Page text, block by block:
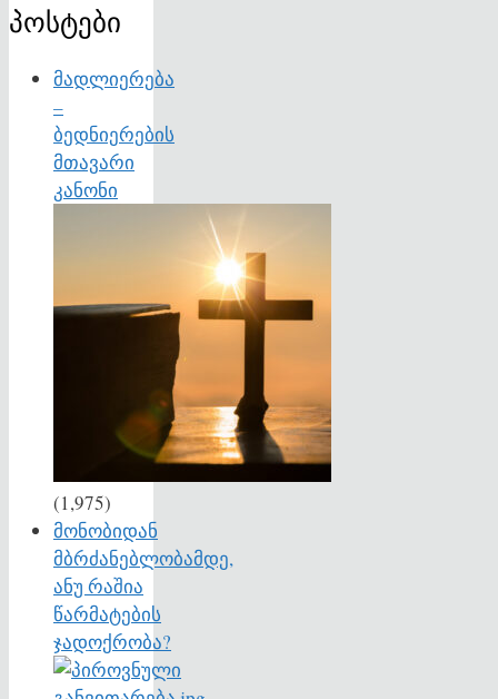
პოსტები
მადლიერება
–
ბედნიერების
მთავარი
კანონი
(1,975)
მონობიდან
მბრძანებლობამდე,
ანუ რაშია
წარმატების
ჯადოქრობა?